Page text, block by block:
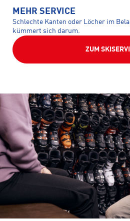
MEHR SERVICE
Schlechte Kanten oder Löcher im
kümmert sich darum.
ZUM